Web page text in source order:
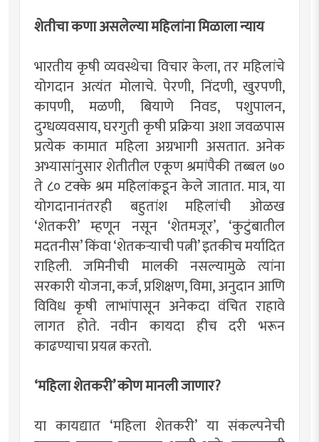
शेतीचा कणा असलेल्या महिलांना मिळाला न्याय
भारतीय कृषी व्यवस्थेचा विचार केला, तर महिलांचे
योगदान अत्यंत मोलाचे. पेरणी, निंदणी, खुरपणी,
कापणी, मळणी, बियाणे निवड, पशुपालन,
दुग्धव्यवसाय, घरगुती कृषी प्रक्रिया अशा जवळपास
प्रत्येक कामात महिला अग्रभागी असतात. अनेक
अभ्यासांनुसार शेतीतील एकूण श्रमांपैकी तब्बल ७०
ते ८० टक्के श्रम महिलांकडून केले जातात. मात्र, या
योगदानानंतरही बहुतांश महिलांची ओळख
‘शेतकरी’ म्हणून नसून ‘शेतमजूर’, ‘कुटुंबातील
मदतनीस’ किंवा ‘शेतकर्‍याची पत्नी’ इतकीच मर्यादित
राहिली. जमिनीची मालकी नसल्यामुळे त्यांना
सरकारी योजना, कर्ज, प्रशिक्षण, विमा, अनुदान आणि
विविध कृषी लाभांपासून अनेकदा वंचित राहावे
लागत होते. नवीन कायदा हीच दरी भरून
काढण्याचा प्रयत्न करतो.
‘महिला शेतकरी’ कोण मानली जाणार?
या कायद्यात ‘महिला शेतकरी’ या संकल्पनेची